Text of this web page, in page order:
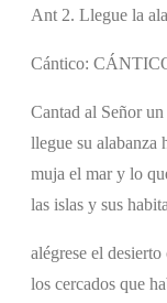
Ant 2. Llegue la
Cántico:
Cantad al Señor
llegue su alabanza
muja el mar y lo
las islas y sus
alégrese el desierto
los cercados que